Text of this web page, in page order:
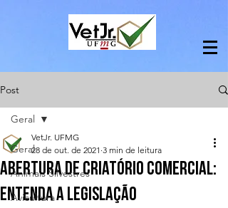
Post
Geral
Animais Silvestres
Avicultura
Geral
Abertura de Criatório Comercial:
Entenda a Legislação
VetJr. UFMG
28 de out. de 2021 3 min de leitura